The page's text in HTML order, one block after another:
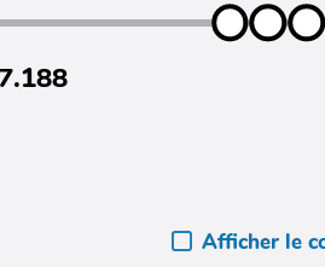
Afficher le